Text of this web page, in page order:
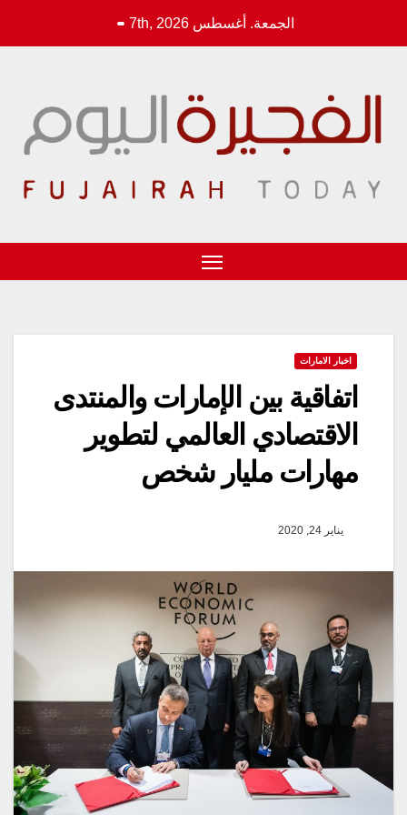
الجمعة. أغسطس 7th, 2026 2:31:40 AM
اخبار الامارات
اتفاقية بين الإمارات والمنتدى
الاقتصادي العالمي لتطوير
مهارات مليار شخص
يناير 24, 2020